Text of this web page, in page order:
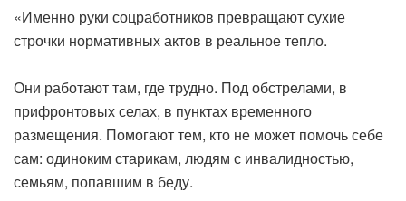
‎«Именно руки соцработников превращают сухие
строчки нормативных актов в реальное тепло.
‎Они работают там, где трудно. Под обстрелами, в
прифронтовых селах, в пунктах временного
размещения. Помогают тем, кто не может помочь себе
сам: одиноким старикам, людям с инвалидностью,
семьям, попавшим в беду.